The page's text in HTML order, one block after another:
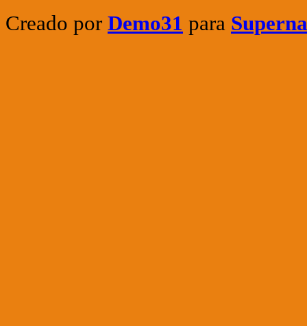
Creado por Demo31 para